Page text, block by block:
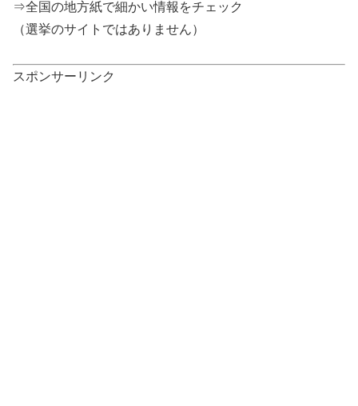
⇒全国の地方紙で細かい情報をチェック
（選挙のサイトではありません）
スポンサーリンク